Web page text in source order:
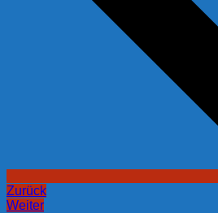
Zurück
Weiter